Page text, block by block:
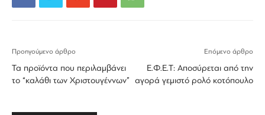
Προηγούμενο άρθρο
Τα προϊόντα που περιλαμβάνει
το “καλάθι των Χριστουγέννων”
Επόμενο άρθρο
Ε.Φ.Ε.Τ: Αποσύρεται από την
αγορά γεμιστό ρολό κοτόπουλο